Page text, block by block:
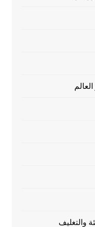
والتغليف